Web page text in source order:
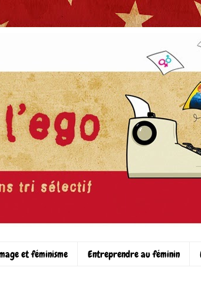
et féminisme Entreprendre au féminin